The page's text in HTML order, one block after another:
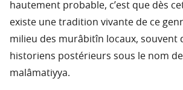
hautement probable, c’est que dès
existe une tradition vivante de ce
milieu des murâbitîn locaux, souvent
historiens postérieurs sous le nom
malâmatiyya.